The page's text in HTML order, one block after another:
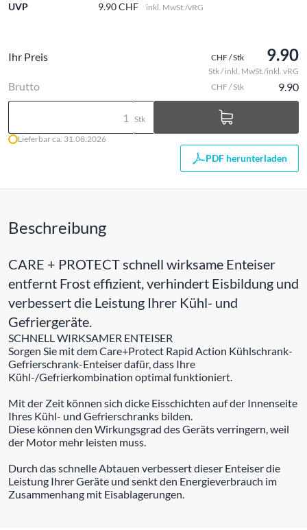
UVP
9.90 CHF inkl. MwSt./vRG
Ihr Preis CHF / Stk 9.90
Stk / inkl. MwSt./inkl. vRG
Brutto CHF / Stk 9.90
Stk
Lieferbar ca. 31.08.2026
PDF herunterladen
Beschreibung
CARE + PROTECT schnell wirksame Enteiser
entfernt Frost effizient, verhindert Eisbildung und
verbessert die Leistung Ihrer Kühl- und
Gefriergeräte.
SCHNELL WIRKSAMER ENTEISER
Sorgen Sie mit dem Care+Protect Rapid Action Kühlschrank-
Gefrierschrank-Enteiser dafür, dass Ihre
Kühl-/Gefrierkombination optimal funktioniert.
Mit der Zeit können sich dicke Eisschichten auf der Innenseite
Ihres Kühl- und Gefrierschranks bilden.
Diese können den Wirkungsgrad des Geräts verringern, weil
der Motor mehr leisten muss.
Durch das schnelle Abtauen verbessert dieser Enteiser die
Leistung Ihrer Geräte und senkt den Energieverbrauch im
Zusammenhang mit Eisablagerungen.